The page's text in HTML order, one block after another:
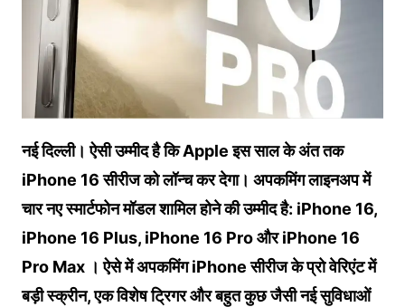
नई दिल्ली। ऐसी उम्मीद है कि Apple इस साल के अंत तक
iPhone 16 सीरीज को लॉन्च कर देगा। अपकमिंग लाइनअप में
चार नए स्मार्टफोन मॉडल शामिल होने की उम्मीद है: iPhone 16,
iPhone 16 Plus, iPhone 16 Pro और iPhone 16
Pro Max । ऐसे में अपकमिंग iPhone सीरीज के प्रो वेरिएंट में
बड़ी स्क्रीन, एक विशेष ट्रिगर और बहुत कुछ जैसी नई सुविधाओं